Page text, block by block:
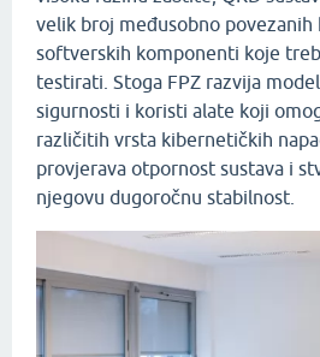
velik broj međusobno povezanih
softverskih komponenti koje
testirati. Stoga FPZ razvija
sigurnosti i koristi alate koji
različitih vrsta kibernetičkih
provjerava otpornost sustava i
njegovu dugoročnu stabilnost.